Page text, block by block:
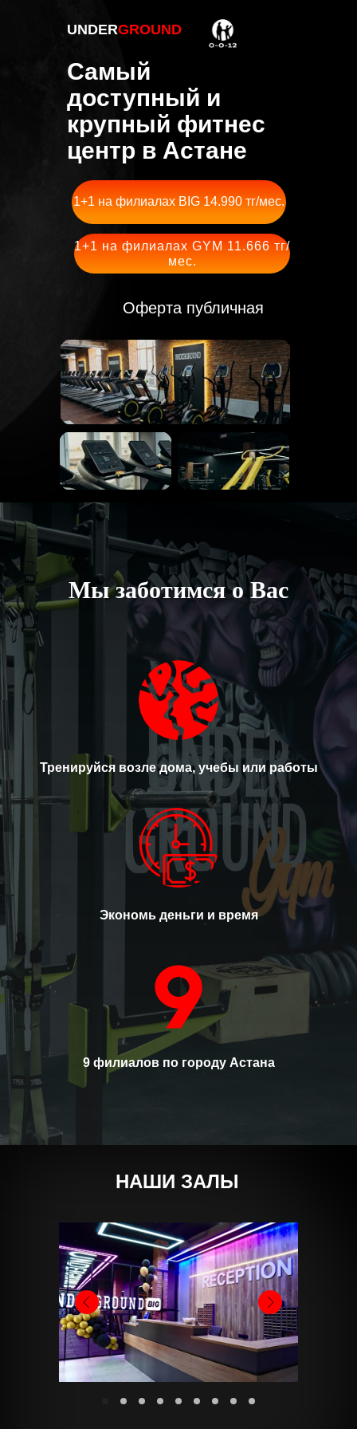
Самый
доступный и
крупный фитнес
центр в Астане
UNDERGROUND
1+1 на филиалах BIG 14.990 тг/мес.
1+1 на филиалах GYM 11.666 тг/
мес.
Оферта публичная
Мы заботимся о Вас
Тренируйся возле дома, учебы или работы
Экономь деньги и время
9 филиалов по городу Астана
НАШИ ЗАЛЫ